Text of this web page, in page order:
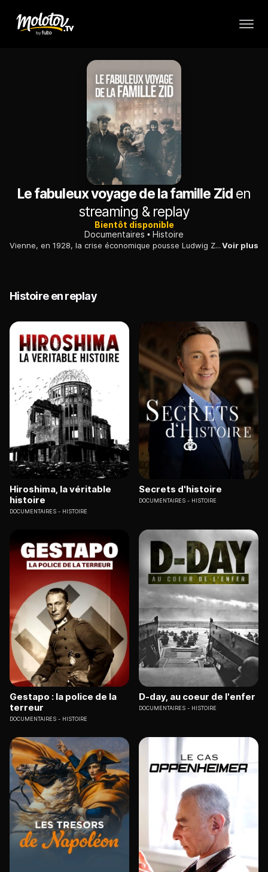
Le fabuleux voyage de la famille Ziden
streaming & replay
Bientôt disponible
Documentaires
Histoire
Vienne, en 1928, la crise économique pousse Ludwig Zid, un industriel de l'automobile, à entreprendre, pour la marque américaine Ford, un grand voyage publicitaire.Voir plus
Histoire en replay
Hiroshima, la véritable
histoire
DOCUMENTAIRES HISTOIRE
Secrets d'histoire
DOCUMENTAIRES HISTOIRE
Gestapo : la police de la
terreur
DOCUMENTAIRES HISTOIRE
D-day, au coeur de l'enfer
DOCUMENTAIRES HISTOIRE